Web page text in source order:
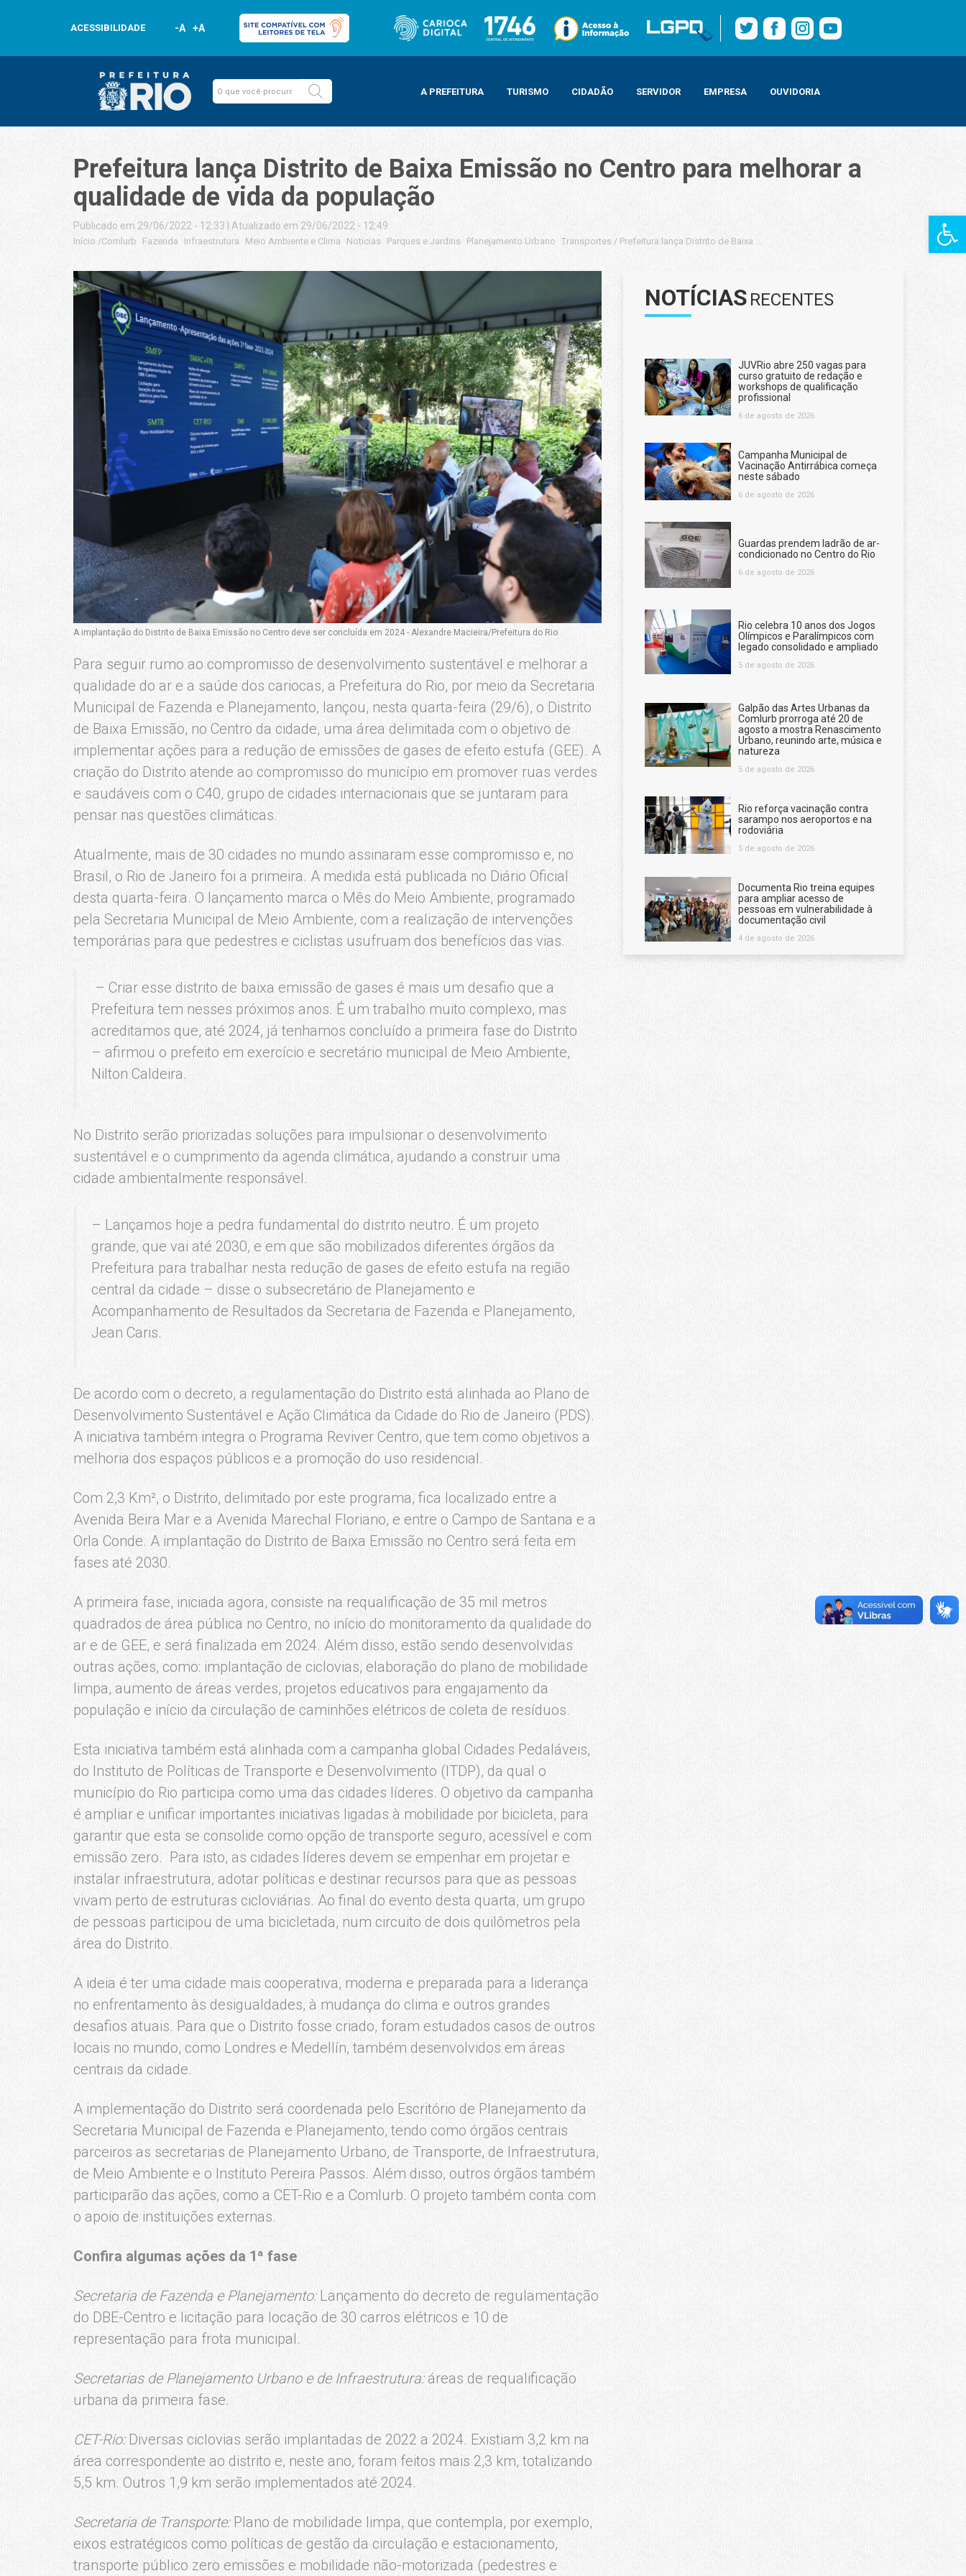
Barra de
ACESSIBILIDADE -A +A
A PREFEITURA TURISMO CIDADÃO SERVIDOR EMPRESA OUVIDORIA
Prefeitura lança Distrito de Baixa Emissão no Centro para melhorar a
qualidade de vida da população
Publicado em 29/06/2022 - 12:33 Atualizado em 29/06/2022 - 12:49
Início /Comlurb Fazenda Infraestrutura Meio Ambiente e Clima Notícias Parques e Jardins Planejamento Urbano Transportes / Prefeitura lança Distrito de Baixa Emissão no Centro para melhorar a qualidade de
A implantação do Distrito de Baixa Emissão no Centro deve ser concluída em 2024 - Alexandre Macieira/Prefeitura do Rio
Para seguir rumo ao compromisso de desenvolvimento sustentável e melhorar a
qualidade do ar e a saúde dos cariocas, a Prefeitura do Rio, por meio da Secretaria
Municipal de Fazenda e Planejamento, lançou, nesta quarta-feira (29/6), o Distrito
de Baixa Emissão, no Centro da cidade, uma área delimitada com o objetivo de
implementar ações para a redução de emissões de gases de efeito estufa (GEE). A
criação do Distrito atende ao compromisso do município em promover ruas verdes
e saudáveis com o C40, grupo de cidades internacionais que se juntaram para
pensar nas questões climáticas.
Atualmente, mais de 30 cidades no mundo assinaram esse compromisso e, no
Brasil, o Rio de Janeiro foi a primeira. A medida está publicada no Diário Oficial
desta quarta-feira. O lançamento marca o Mês do Meio Ambiente, programado
pela Secretaria Municipal de Meio Ambiente, com a realização de intervenções
temporárias para que pedestres e ciclistas usufruam dos benefícios das vias.
– Criar esse distrito de baixa emissão de gases é mais um desafio que a
Prefeitura tem nesses próximos anos. É um trabalho muito complexo, mas
acreditamos que, até 2024, já tenhamos concluído a primeira fase do Distrito
– afirmou o prefeito em exercício e secretário municipal de Meio Ambiente,
Nilton Caldeira.
No Distrito serão priorizadas soluções para impulsionar o desenvolvimento
sustentável e o cumprimento da agenda climática, ajudando a construir uma
cidade ambientalmente responsável.
– Lançamos hoje a pedra fundamental do distrito neutro. É um projeto
grande, que vai até 2030, e em que são mobilizados diferentes órgãos da
Prefeitura para trabalhar nesta redução de gases de efeito estufa na região
central da cidade – disse o subsecretário de Planejamento e
Acompanhamento de Resultados da Secretaria de Fazenda e Planejamento,
Jean Caris.
De acordo com o decreto, a regulamentação do Distrito está alinhada ao Plano de
Desenvolvimento Sustentável e Ação Climática da Cidade do Rio de Janeiro (PDS).
A iniciativa também integra o Programa Reviver Centro, que tem como objetivos a
melhoria dos espaços públicos e a promoção do uso residencial.
Com 2,3 Km², o Distrito, delimitado por este programa, fica localizado entre a
Avenida Beira Mar e a Avenida Marechal Floriano, e entre o Campo de Santana e a
Orla Conde. A implantação do Distrito de Baixa Emissão no Centro será feita em
fases até 2030.
A primeira fase, iniciada agora, consiste na requalificação de 35 mil metros
quadrados de área pública no Centro, no início do monitoramento da qualidade do
ar e de GEE, e será finalizada em 2024. Além disso, estão sendo desenvolvidas
outras ações, como: implantação de ciclovias, elaboração do plano de mobilidade
limpa, aumento de áreas verdes, projetos educativos para engajamento da
população e início da circulação de caminhões elétricos de coleta de resíduos.
Esta iniciativa também está alinhada com a campanha global Cidades Pedaláveis,
do Instituto de Políticas de Transporte e Desenvolvimento (ITDP), da qual o
município do Rio participa como uma das cidades líderes. O objetivo da campanha
é ampliar e unificar importantes iniciativas ligadas à mobilidade por bicicleta, para
garantir que esta se consolide como opção de transporte seguro, acessível e com
emissão zero. Para isto, as cidades líderes devem se empenhar em projetar e
instalar infraestrutura, adotar políticas e destinar recursos para que as pessoas
vivam perto de estruturas cicloviárias. Ao final do evento desta quarta, um grupo
de pessoas participou de uma bicicletada, num circuito de dois quilômetros pela
área do Distrito.
A ideia é ter uma cidade mais cooperativa, moderna e preparada para a liderança
no enfrentamento às desigualdades, à mudança do clima e outros grandes
desafios atuais. Para que o Distrito fosse criado, foram estudados casos de outros
locais no mundo, como Londres e Medellín, também desenvolvidos em áreas
centrais da cidade.
A implementação do Distrito será coordenada pelo Escritório de Planejamento da
Secretaria Municipal de Fazenda e Planejamento, tendo como órgãos centrais
parceiros as secretarias de Planejamento Urbano, de Transporte, de Infraestrutura,
de Meio Ambiente e o Instituto Pereira Passos. Além disso, outros órgãos também
participarão das ações, como a CET-Rio e a Comlurb. O projeto também conta com
o apoio de instituições externas.
Confira algumas ações da 1ª fase
Secretaria de Fazenda e Planejamento:Lançamento do decreto de regulamentação
do DBE-Centro e licitação para locação de 30 carros elétricos e 10 de
representação para frota municipal.
Secretarias de Planejamento Urbano e de Infraestrutura:áreas de requalificação
urbana da primeira fase.
CET-Rio:Diversas ciclovias serão implantadas de 2022 a 2024. Existiam 3,2 km na
área correspondente ao distrito e, neste ano, foram feitos mais 2,3 km, totalizando
5,5 km. Outros 1,9 km serão implementados até 2024.
Secretaria de Transporte:Plano de mobilidade limpa, que contempla, por exemplo,
eixos estratégicos como políticas de gestão da circulação e estacionamento,
transporte público zero emissões e mobilidade não-motorizada (pedestres e
NOTÍCIAS RECENTES
JUVRio abre 250 vagas para
curso gratuito de redação e
workshops de qualificação
profissional
6 de agosto de 2026
Campanha Municipal de
Vacinação Antirrábica começa
neste sábado
6 de agosto de 2026
Guardas prendem ladrão de ar-
condicionado no Centro do Rio
6 de agosto de 2026
Rio celebra 10 anos dos Jogos
Olímpicos e Paralímpicos com
legado consolidado e ampliado
5 de agosto de 2026
Galpão das Artes Urbanas da
Comlurb prorroga até 20 de
agosto a mostra Renascimento
Urbano, reunindo arte, música e
natureza
5 de agosto de 2026
Rio reforça vacinação contra
sarampo nos aeroportos e na
rodoviária
5 de agosto de 2026
Documenta Rio treina equipes
para ampliar acesso de
pessoas em vulnerabilidade à
documentação civil
4 de agosto de 2026